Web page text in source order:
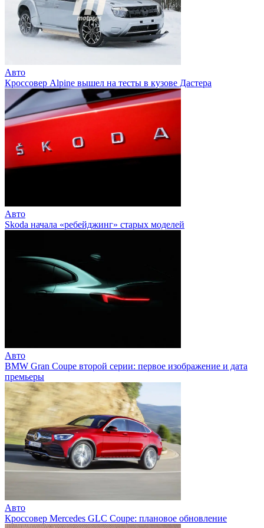
Авто
Кроссовер Alpine вышел на тесты в кузове Дастера
Авто
Skoda начала «ребейджинг» старых моделей
Авто
BMW Gran Coupe второй серии: первое изображение и дата
премьеры
Авто
Кроссовер Mercedes GLC Coupe: плановое обновление